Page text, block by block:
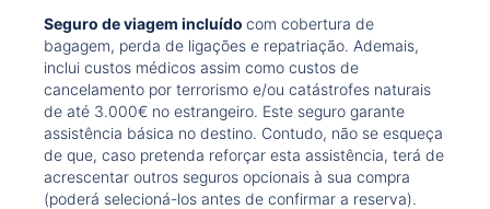
Seguro de viagem incluído com cobertura de
bagagem, perda de ligações e repatriação. Ademais,
inclui custos médicos assim como custos de
cancelamento por terrorismo e/ou catástrofes naturais
de até 3.000€ no estrangeiro. Este seguro garante
assistência básica no destino. Contudo, não se esqueça
de que, caso pretenda reforçar esta assistência, terá de
acrescentar outros seguros opcionais à sua compra
(poderá selecioná-los antes de confirmar a reserva).